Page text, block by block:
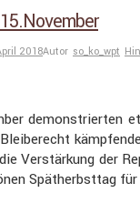
2018Autor so_ko_wpt
demons­trierten
Verstär­kung der
Spätherbsttag